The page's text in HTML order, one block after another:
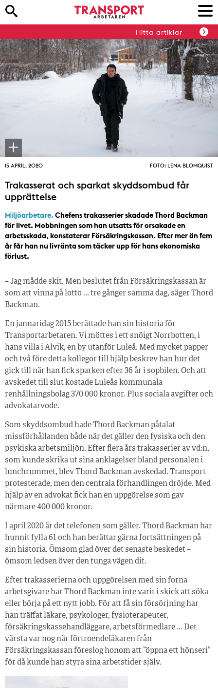
Hitta artiklar
15 APRIL, 2020 FOTO: LENA BLOMQUIST
Trakasserat och sparkat skyddsombud får
upprättelse
Miljöarbetare. Chefens trakasserier skadade Thord Backman
för livet. Mobbningen som han utsatts för orsakade en
arbetsskada, konstaterar Försäkringskassan. Efter mer än fem
år får han nu livränta som täcker upp för hans ekonomiska
förlust.
– Jag mådde skit. Men beslutet från Försäkringskassan är
som att vinna på lotto … tre gånger samma dag, säger Thord
Backman.
En januaridag 2015 berättade han sin historia för
Transportarbetaren. Vi möttes i ett snöigt Norrbotten, i
hans villa i Alvik, en by utanför Luleå. Med mycket papper
och två före detta kollegor till hjälp beskrev han hur det
gick till när han fick sparken efter 36 år i sopbilen. Och att
avskedet till slut kostade Luleås kommunala
renhållningsbolag 370 000 kronor. Plus sociala avgifter och
advokatarvode.
Som skyddsombud hade Thord Backman påtalat
missförhållanden både när det gäller den fysiska och den
psykiska arbetsmiljön. Efter flera års trakasserier av vd:n,
som kunde skrika ut sina anklagelser bland personalen i
lunchrummet, blev Thord Backman avskedad. Transport
protesterade, men den centrala förhandlingen dröjde. Med
hjälp av en advokat fick han en uppgörelse som gav
närmare 400 000 kronor.
I april 2020 är det telefonen som gäller. Thord Backman har
hunnit fylla 61 och han berättar gärna fortsättningen på
sin historia. Ömsom glad över det senaste beskedet –
ömsom ledsen över den tunga vägen dit.
Efter trakasserierna och uppgörelsen med sin forna
arbetsgivare har Thord Backman inte varit i skick att söka
eller börja på ett nytt jobb. För att få sin försörjning har
han träffat läkare, psykologer, fysioterapeuter,
försäkringskassehandläggare, arbetsförmedlare … Det
värsta var nog när förtroendeläkaren från
Försäkringskassan föreslog honom att ”öppna ett hönseri”
för då kunde han styra sina arbetstider själv.